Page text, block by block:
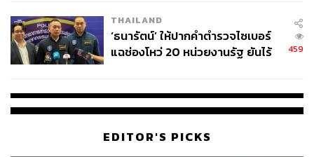
พอพูดถึงยกเลิกเกณฑ์ทหารก็จะมีคนมาบอกว่าทหารยัง
จำเป็น ยังต้องมีทหาร ซึ่งมันคนละเรื่องกันเลย เพราะ
การอธิบายว่ายกเลิกเกณฑ์ทหารจะทำให้ไม่มีทหาร
สมเหตุสมผล
ดังนั้นแม้ว่าน่าเสียดายที่ปีนี้ยังคงมีการเกณฑ์ทหารอยู่ แต่ก็
THAILAND
‘ธนารัตน์’ ให้ปากคำตำรวจไซเบอร์
แฉช่องโหว่ 20 หน่วยงานรัฐ ยันไร้
459
EDITOR'S PICKS